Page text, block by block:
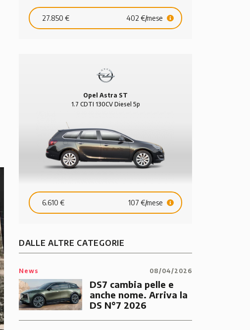
27.850 € 402 €/mese
Opel Astra ST
1.7 CDTI 130CV Diesel 5p
6.610 € 107 €/mese
DALLE ALTRE CATEGORIE
News 08/04/2026
DS7 cambia pelle e
anche nome. Arriva la
DS N°7 2026